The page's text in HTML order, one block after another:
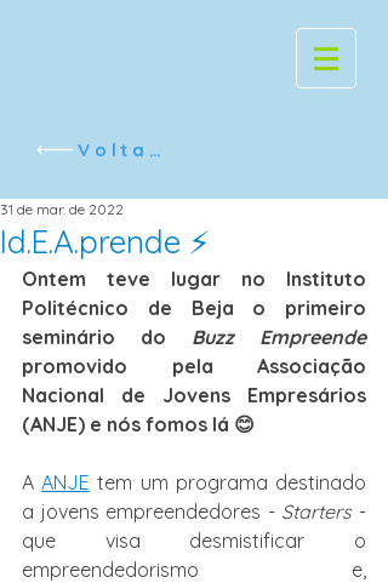
Voltar
Id.E.A.prende ⚡
31 de mar. de 2022
Ontem teve lugar no Instituto
Politécnico de Beja o primeiro
seminário do Buzz Empreende
promovido pela Associação
Nacional de Jovens Empresários
(ANJE) e nós fomos lá 😊
A ANJE tem um programa destinado
a jovens empreendedores - Starters -
que visa desmistificar o
empreendedorismo e,